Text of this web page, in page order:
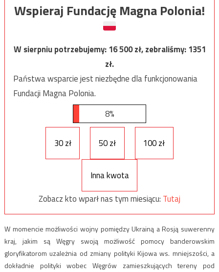
Wspieraj Fundację Magna Polonia!
W sierpniu potrzebujemy:16 500zł, zebraliśmy:1351
zł.
Państwa wsparcie jest niezbędne dla funkcjonowania
Fundacji Magna Polonia.
8%
30 zł 50 zł 100 zł
Inna kwota
Zobacz kto wparł nas tym miesiącu: Tutaj
W momencie możliwości wojny pomiędzy Ukrainą a Rosją suwerenny
kraj, jakim są Węgry swoją możliwość pomocy banderowskim
gloryfikatorom uzależnia od zmiany polityki Kijowa ws. mniejszości, a
dokładnie polityki wobec Węgrów zamieszkujących tereny pod